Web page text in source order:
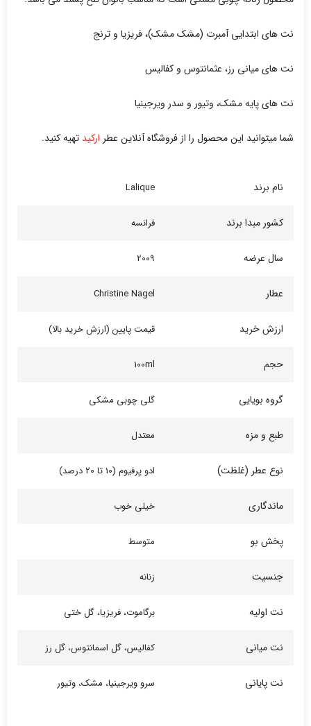
نت های ابتدایی آمبرت (مشک مشک)، فریزیا و ترنج
نت های میانی رز، عثمانتوس و کفالیس
نت های پایه مشک، وتیور و سدر ویرجینیا
شما میتوانید این محصول را از فروشگاه آنلاین عطر ارکید تهیه کنید.
نام برند Lalique
کشور مبدا برند فرانسه
سال عرضه 2009
عطار Christine Nagel
ارزش خرید قیمت پایین (ارزش خرید بالا)
حجم 100ml
گروه بویایی گلی چوبی مشکی
طبع و مزه معتدل
نوع عطر (غلظت) ادو پرفیوم (10 تا 20 درصد)
ماندگاری خیلی خوب
پخش بو متوسط
جنسیت زنانه
نت اولیه برگاموت، فریزیا، گل ختی
نت میانی کفالیس، گل اسمانتوس، گل رز
نت پایانی سرو ویرجینیا، مشک، وتیور